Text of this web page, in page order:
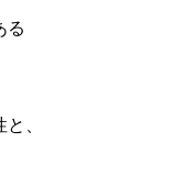
る
、